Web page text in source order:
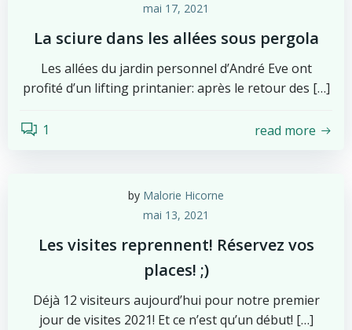
mai 17, 2021
La sciure dans les allées sous pergola
Les allées du jardin personnel d’André Eve ont
profité d’un lifting printanier: après le retour des […]
1 read more
by Malorie Hicorne
mai 13, 2021
Les visites reprennent! Réservez vos
places! ;)
Déjà 12 visiteurs aujourd’hui pour notre premier
jour de visites 2021! Et ce n’est qu’un début! […]